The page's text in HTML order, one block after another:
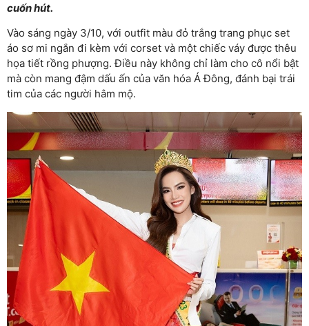
cuốn hút.
Vào sáng ngày 3/10, với outfit màu đỏ trắng trang phục set
áo sơ mi ngắn đi kèm với corset và một chiếc váy được thêu
họa tiết rồng phượng. Điều này không chỉ làm cho cô nổi bật
mà còn mang đậm dấu ấn của văn hóa Á Đông, đánh bại trái
tim của các người hâm mộ.